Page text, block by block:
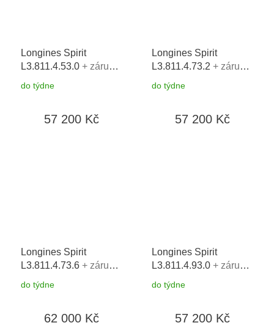
Longines Spirit
L3.811.4.53.0 + záruka
do 90 dní
do týdne
57 200 Kč
Longines Spirit
L3.811.4.73.2 + záruka
do 90 dní
do týdne
57 200 Kč
Longines Spirit
L3.811.4.73.6 + záruka
do 90 dní
do týdne
62 000 Kč
Longines Spirit
L3.811.4.93.0 + záruka
do 90 dní
do týdne
57 200 Kč